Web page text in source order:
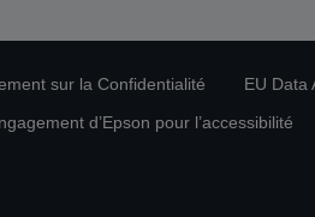
sur la Confidentialité
EU Data
d’Epson pour l’accessibilité